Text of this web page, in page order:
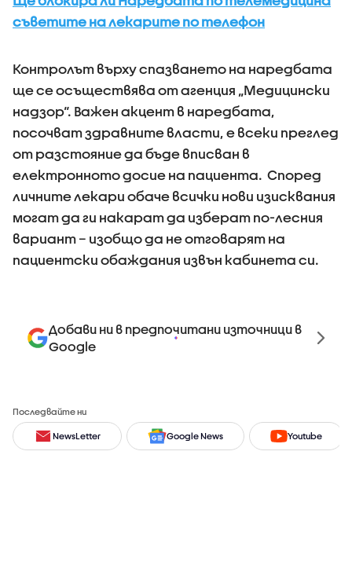
съветите на лекарите по телефон
Контролът върху спазването на наредбата
ще се осъществява от агенция „Медицински
надзор“. Важен акцент в наредбата,
посочват здравните власти, е всеки преглед
от разстояние да бъде вписван в
електронното досие на пациента. Според
личните лекари обаче всички нови изисквания
могат да ги накарат да изберат по-лесния
вариант – изобщо да не отговарят на
пациентски обаждания извън кабинета си.
Добави ни в предпочитани източници в
Google
Последвайте ни
NewsLetter Google News Youtube